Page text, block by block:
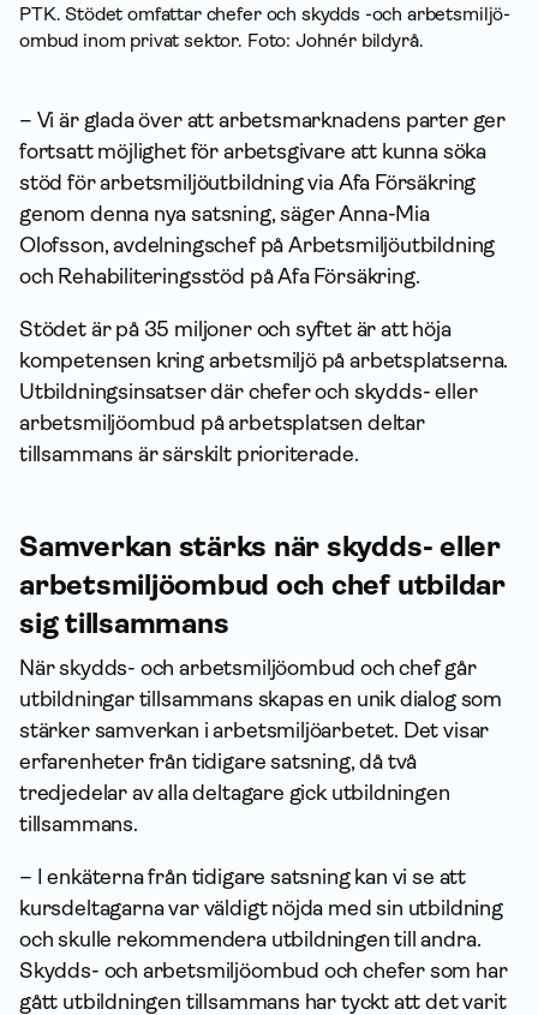
PTK. Stödet omfattar chefer och skydds -och arbets­miljö­
ombud inom privat sektor. Foto: Johnér bildyrå.
– Vi är glada över att arbetsmarknadens parter ger
fortsatt möjlighet för arbetsgivare att kunna söka
stöd för arbetsmiljöutbildning via Afa Försäkring
genom denna nya satsning, säger Anna-Mia
Olofsson, avdelningschef på Arbetsmiljöutbildning
och Rehabiliteringsstöd på Afa Försäkring.
Stödet är på 35 miljoner och syftet är att höja
kompetensen kring arbetsmiljö på arbetsplatserna.
Utbildningsinsatser där chefer och skydds- eller
arbetsmiljöombud på arbetsplatsen deltar
tillsammans är särskilt prioriterade.
Samverkan stärks när skydds- eller
arbetsmiljöombud och chef utbildar
sig tillsammans
När skydds- och arbetsmiljöombud och chef går
utbildningar tillsammans skapas en unik dialog som
stärker samverkan i arbetsmiljöarbetet. Det visar
erfarenheter från tidigare satsning, då två
tredjedelar av alla deltagare gick utbildningen
tillsammans.
– I enkäterna från tidigare satsning kan vi se att
kursdeltagarna var väldigt nöjda med sin utbildning
och skulle rekommendera utbildningen till andra.
Skydds- och arbetsmiljöombud och chefer som har
gått utbildningen tillsammans har tyckt att det varit